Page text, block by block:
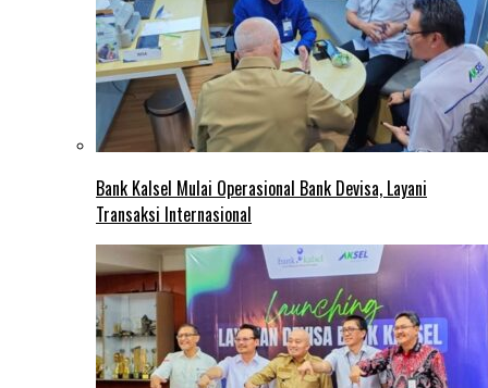
Bank Kalsel Mulai Operasional Bank Devisa, Layani
Transaksi Internasional